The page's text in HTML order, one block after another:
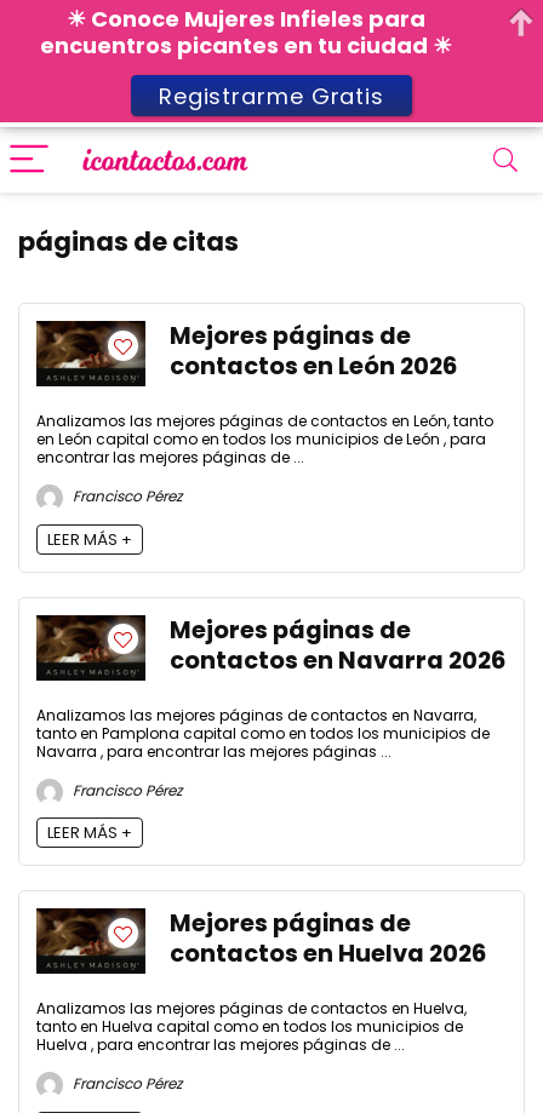
páginas de citas
Mejores páginas de
contactos en León 2026
Analizamos las mejores páginas de contactos en León, tanto
en León capital como en todos los municipios de León , para
encontrar las mejores páginas de ...
Francisco Pérez
LEER MÁS +
Mejores páginas de
contactos en Navarra 2026
Analizamos las mejores páginas de contactos en Navarra,
tanto en Pamplona capital como en todos los municipios de
Navarra , para encontrar las mejores páginas ...
Francisco Pérez
LEER MÁS +
Mejores páginas de
contactos en Huelva 2026
Analizamos las mejores páginas de contactos en Huelva,
tanto en Huelva capital como en todos los municipios de
Huelva , para encontrar las mejores páginas de ...
Francisco Pérez
☀ Conoce Mujeres Infieles para
encuentros picantes en tu ciudad ☀
Registrarme Gratis